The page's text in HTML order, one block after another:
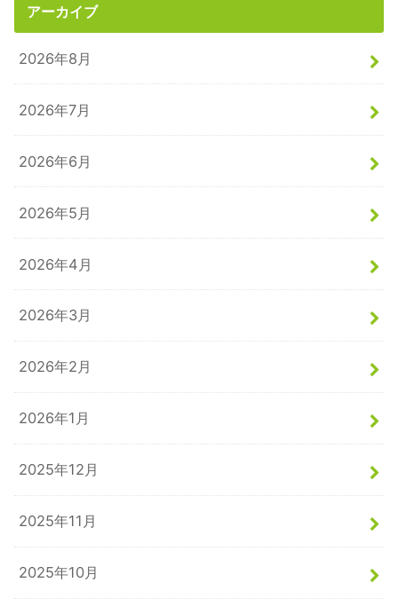
アーカイブ
2026年8月
2026年7月
2026年6月
2026年5月
2026年4月
2026年3月
2026年2月
2026年1月
2025年12月
2025年11月
2025年10月